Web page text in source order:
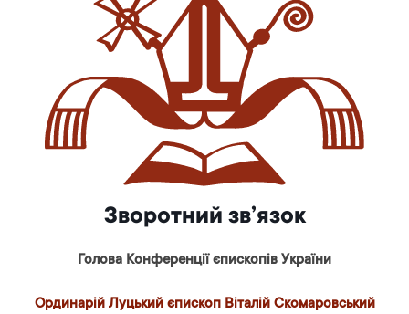
Зворотний зв’язок
Голова Конференції єпископів України
Ординарій Луцький єпископ Віталій Скомаровський